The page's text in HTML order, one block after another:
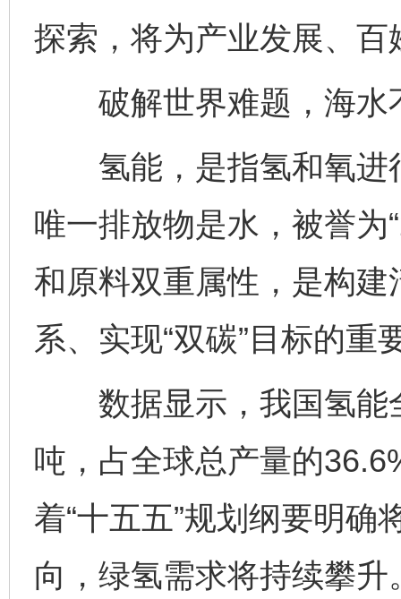
探索，将为产业发展、
破解世界难题，海水
氢能，是指氢和氧进
唯一排放物是水，被誉为
和原料双重属性，是构
系、实现“双碳”目标的重
数据显示，我国氢能
吨，占全球总产量的
着“十五五”规划纲要明
向，绿氢需求将持续攀升